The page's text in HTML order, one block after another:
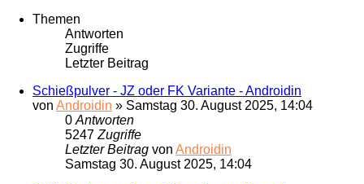
Themen
Antworten
Zugriffe
Letzter Beitrag
Schießpulver - JZ oder FK Variante - Androidin
von Androidin » Samstag 30. August 2025, 14:04
0Antworten
5247Zugriffe
Letzter Beitrag von Androidin
Samstag 30. August 2025, 14:04